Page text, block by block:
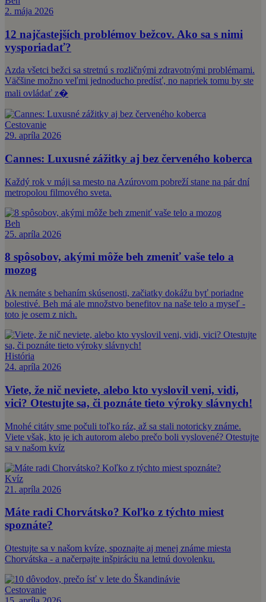
2. mája 2026
12 najčastejších problémov bežcov. Ako sa s nimi
vysporiadať?
Azda všetci bežci sa stretnú s rozličnými zdravotnými problémami.
Väčšine možno veľmi jednoducho predísť, no napriek tomu by ste
mali ovládať z�
Cestovanie
29. apríla 2026
Cannes: Luxusné zážitky aj bez červeného koberca
Každý rok v máji sa mesto na Azúrovom pobreží stane na pár dní
metropolou filmového sveta.
Beh
25. apríla 2026
8 spôsobov, akými môže beh zmeniť vaše telo a
mozog
Ak nemáte s behaním skúsenosti, začiatky dokážu byť poriadne
bolestivé. Beh má ale množstvo benefitov na naše telo a myseľ -
toto je osem z nich.
História
24. apríla 2026
Viete, že nič neviete, alebo kto vyslovil veni, vidi,
vici? Otestujte sa, či poznáte tieto výroky slávnych!
Mnohé citáty sme počuli toľko ráz, až sa stali notoricky známe.
Viete však, kto je ich autorom alebo prečo boli vyslovené? Otestujte
sa v našom kvíz
Kvíz
21. apríla 2026
Máte radi Chorvátsko? Koľko z týchto miest
spoznáte?
Otestujte sa v našom kvíze, spoznajte aj menej známe miesta
Chorvátska - a načerpajte inšpiráciu na letnú dovolenku.
Cestovanie